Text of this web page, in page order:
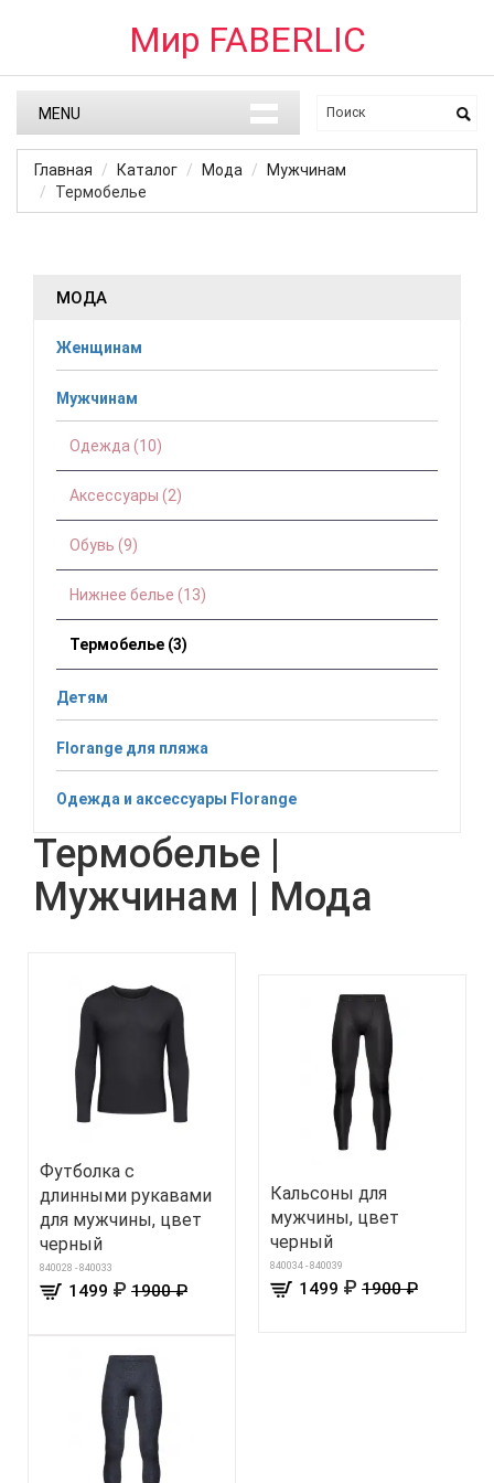
Мир FABERLIC
MENU
Главная Каталог Мода
Мужчинам
Термобелье
МОДА
Женщинам
Мужчинам
Одежда (10)
Аксессуары (2)
Обувь (9)
Нижнее белье (13)
Термобелье (3)
Детям
Florange для пляжа
Одежда и аксессуары Florange
Термобелье |
Мужчинам | Мода
Футболка с
длинными рукавами
для мужчины, цвет
черный
840028 - 840033
1499 ₽ 1900 ₽
Кальсоны для
мужчины, цвет
черный
840034 - 840039
1499 ₽ 1900 ₽